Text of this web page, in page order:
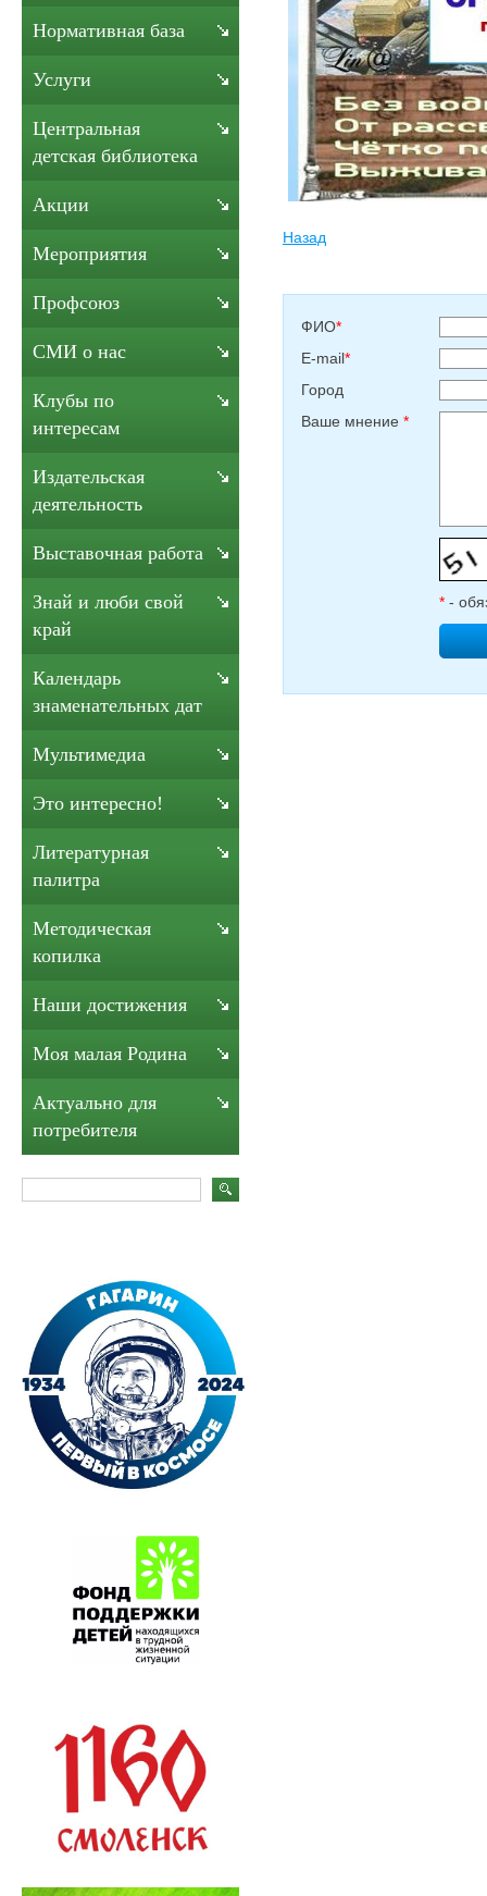
Назад
ФИО*
E-mail*
Город
Ваше мнение *
* -
Нормативная база
Услуги
Центральная
детская библиотека
Акции
Мероприятия
Профсоюз
СМИ о нас
Клубы по
интересам
Издательская
деятельность
Выставочная работа
Знай и люби свой
край
Календарь
знаменательных дат
Мультимедиа
Это интересно!
Литературная
палитра
Методическая
копилка
Наши достижения
Моя малая Родина
Актуально для
потребителя